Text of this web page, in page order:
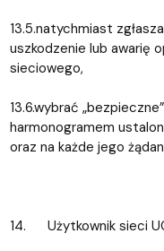
13.5.natychmiast
uszkodzenie lub awarię
sieciowego,
13.6.wybrać
harmonogramem
oraz na każde jego
14. Użytkownik sieci